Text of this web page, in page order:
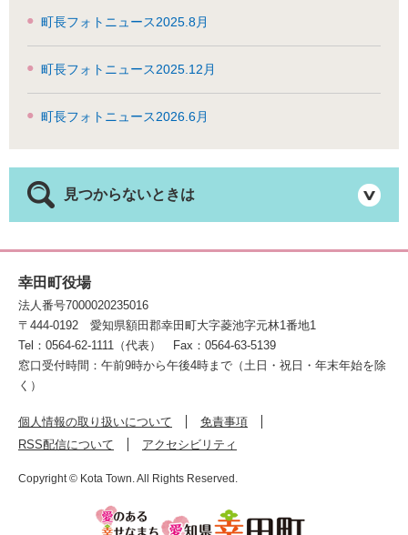
町長フォトニュース2025.8月
町長フォトニュース2025.12月
町長フォトニュース2026.6月
見つからないときは
幸田町役場
法人番号7000020235016
〒444-0192
愛知県額田郡幸田町大字菱池字元林1番地1
Tel：0564-62-1111（代表）
Fax：0564-63-5139
窓口受付時間：午前9時から午後4時まで（土日・祝日・年末年始を除
く）
個人情報の取り扱いについて
免責事項
RSS配信について
アクセシビリティ
Copyright © Kota Town. All Rights Reserved.